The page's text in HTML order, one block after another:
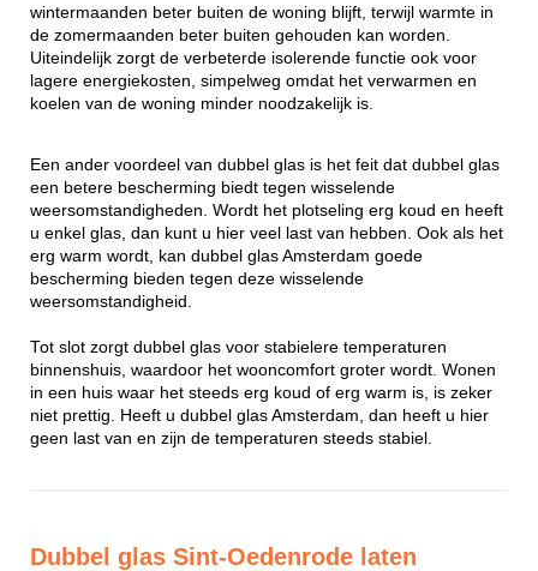
wintermaanden beter buiten de woning blijft, terwijl warmte in
de zomermaanden beter buiten gehouden kan worden.
Uiteindelijk zorgt de verbeterde isolerende functie ook voor
lagere energiekosten, simpelweg omdat het verwarmen en
koelen van de woning minder noodzakelijk is.
Een ander voordeel van dubbel glas is het feit dat dubbel glas
een betere bescherming biedt tegen wisselende
weersomstandigheden. Wordt het plotseling erg koud en heeft
u enkel glas, dan kunt u hier veel last van hebben. Ook als het
erg warm wordt, kan dubbel glas Amsterdam goede
bescherming bieden tegen deze wisselende
weersomstandigheid.
Tot slot zorgt dubbel glas voor stabielere temperaturen
binnenshuis, waardoor het wooncomfort groter wordt. Wonen
in een huis waar het steeds erg koud of erg warm is, is zeker
niet prettig. Heeft u dubbel glas Amsterdam, dan heeft u hier
geen last van en zijn de temperaturen steeds stabiel.
Dubbel glas Sint-Oedenrode laten